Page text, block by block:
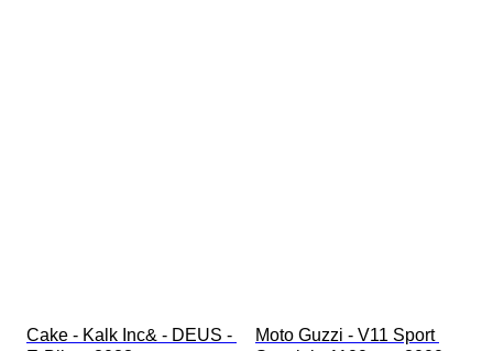
Cake - Kalk Inc& - DEUS -
Moto Guzzi - V11 Sport